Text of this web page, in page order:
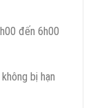
đến 6h00
bị hạn